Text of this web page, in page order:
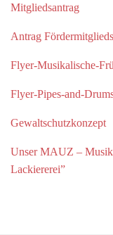
Mitgliedsantrag
Antrag
Flyer-Musikalische-
Flyer-Pipes-and-
Gewaltschutzkonzept
Unser MAUZ –
Lackiererei”